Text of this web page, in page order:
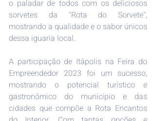
o paladar de todos com os deliciosos
sorvetes da "Rota do Sorvete",
mostrando a qualidade e o sabor únicos
dessa iguaria local.
A participação de Itápolis na Feira do
Empreendedor 2023 foi um sucesso,
mostrando o potencial turístico e
gastronômico do município e das
cidades que compõe a Rota Encantos